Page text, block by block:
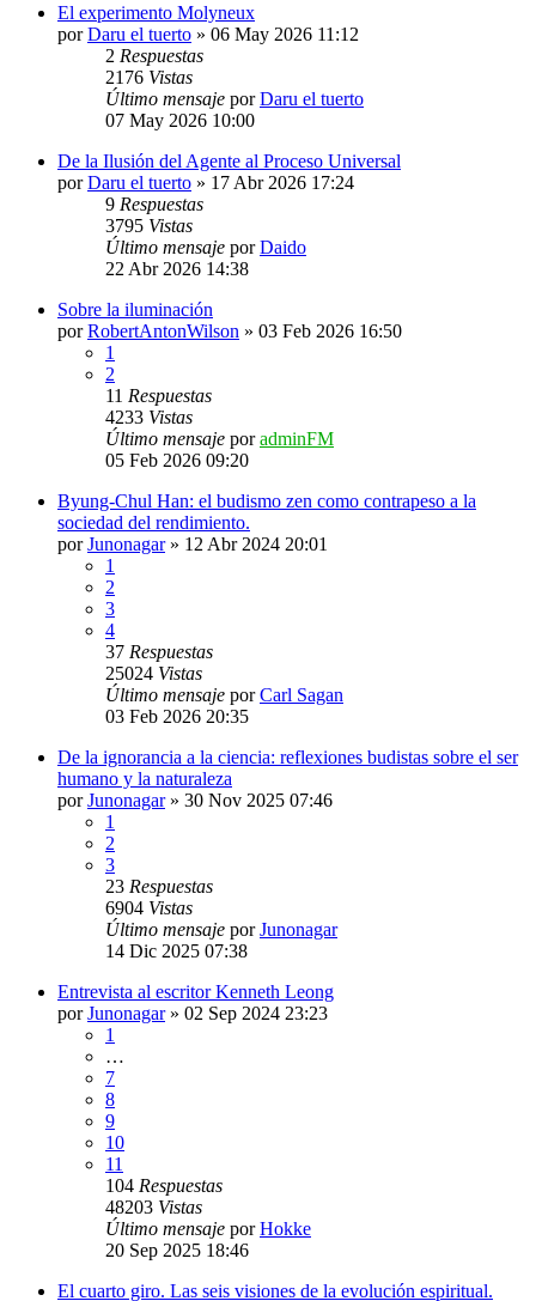
El experimento Molyneux
porDaru el tuerto » 06 May 2026 11:12
2 Respuestas
2176 Vistas
Último mensaje porDaru el tuerto
07 May 2026 10:00
De la Ilusión del Agente al Proceso Universal
porDaru el tuerto » 17 Abr 2026 17:24
9 Respuestas
3795 Vistas
Último mensaje porDaido
22 Abr 2026 14:38
Sobre la iluminación
porRobertAntonWilson » 03 Feb 2026 16:50
1
2
11 Respuestas
4233 Vistas
Último mensaje poradminFM
05 Feb 2026 09:20
Byung-Chul Han: el budismo zen como contrapeso a la
sociedad del rendimiento.
porJunonagar» 12 Abr 2024 20:01
1
2
3
4
37 Respuestas
25024 Vistas
Último mensaje porCarl Sagan
03 Feb 2026 20:35
De la ignorancia a la ciencia: reflexiones budistas sobre el ser
humano y la naturaleza
porJunonagar» 30 Nov 2025 07:46
1
2
3
23 Respuestas
6904 Vistas
Último mensaje porJunonagar
14 Dic 2025 07:38
Entrevista al escritor Kenneth Leong
porJunonagar» 02 Sep 2024 23:23
1
…
7
8
9
10
11
104 Respuestas
48203 Vistas
Último mensaje porHokke
20 Sep 2025 18:46
El cuarto giro. Las seis visiones de la evolución espiritual.